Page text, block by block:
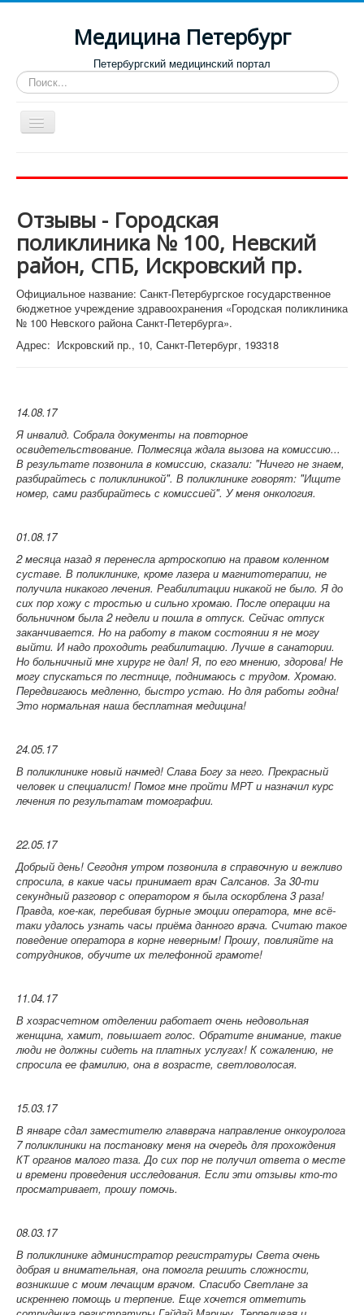
Медицина Петербург
Петербургский медицинский портал
Искать...
Toggle
Navigation
Роддома и женские консультации
Диспансеры
Лучшие клиники по направлениям
Отзывы о медицинских учреждениях
Отзывы - Городская
поликлиника № 100, Невский
район, СПБ, Искровский пр.
Официальное название: Санкт-Петербургское государственное
бюджетное учреждение здравоохранения «Городская поликлиника
№ 100 Невского района Санкт-Петербурга».
Адрес: Искровский пр., 10, Санкт-Петербург, 193318
14.08.17
Я инвалид. Собрала документы на повторное
освидетельствование. Полмесяца ждала вызова на комиссию...
В результате позвонила в комиссию, сказали: "Ничего не знаем,
разбирайтесь с поликлиникой". В поликлинике говорят: "Ищите
номер, сами разбирайтесь с комиссией". У меня онкология.
01.08.17
2 месяца назад я перенесла артроскопию на правом коленном
суставе. В поликлинике, кроме лазера и магнитотерапии, не
получила никакого лечения. Реабилитации никакой не было. Я до
сих пор хожу с тростью и сильно хромаю. После операции на
больничном была 2 недели и пошла в отпуск. Сейчас отпуск
заканчивается. Но на работу в таком состоянии я не могу
выйти. И надо проходить реабилитацию. Лучше в санатории.
Но больничный мне хирург не дал! Я, по его мнению, здорова! Не
могу спускаться по лестнице, поднимаюсь с трудом. Хромаю.
Передвигаюсь медленно, быстро устаю. Но для работы годна!
Это нормальная наша бесплатная медицина!
24.05.17
В поликлинике новый начмед! Слава Богу за него. Прекрасный
человек и специалист! Помог мне пройти МРТ и назначил курс
лечения по результатам томографии.
22.05.17
Добрый день! Сегодня утром позвонила в справочную и вежливо
спросила, в какие часы принимает врач Салсанов. За 30-ти
секундный разговор с оператором я была оскорблена 3 раза!
Правда, кое-как, перебивая бурные эмоции оператора, мне всё-
таки удалось узнать часы приёма данного врача. Считаю такое
поведение оператора в корне неверным! Прошу, повлияйте на
сотрудников, обучите их телефонной грамоте!
11.04.17
В хозрасчетном отделении работает очень недовольная
женщина, хамит, повышает голос. Обратите внимание, такие
люди не должны сидеть на платных услугах! К сожалению, не
спросила ее фамилию, она в возрасте, светловолосая.
15.03.17
В январе сдал заместителю главврача направление онкоуролога
7 поликлиники на постановку меня на очередь для прохождения
КТ органов малого таза. До сих пор не получил ответа о месте
и времени проведения исследования. Если эти отзывы кто-то
просматривает, прошу помочь.
08.03.17
В поликлинике администратор регистратуры Света очень
добрая и внимательная, она помогла решить сложности,
возникшие с моим лечащим врачом. Спасибо Светлане за
искреннею помощь и терпение. Еще хочется отметить